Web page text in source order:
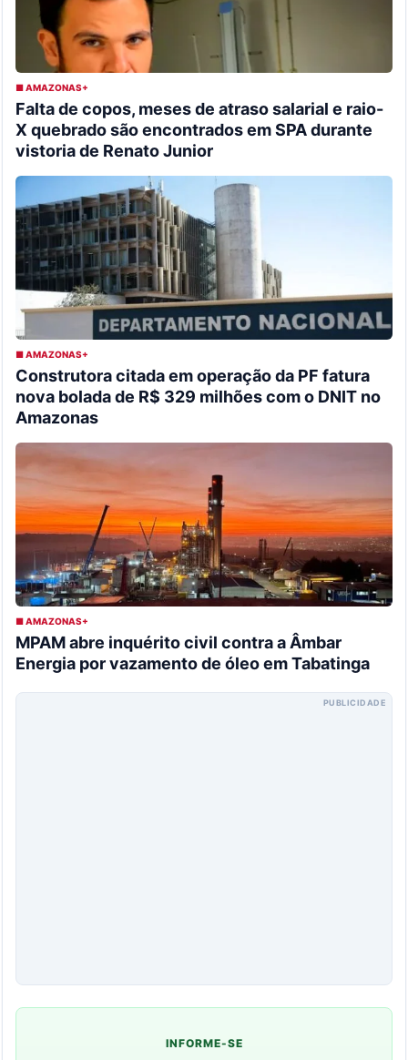
■ AMAZONAS+
Falta de copos, meses de atraso salarial e raio-
X quebrado são encontrados em SPA durante
vistoria de Renato Junior
■ AMAZONAS+
Construtora citada em operação da PF fatura
nova bolada de R$ 329 milhões com o DNIT no
Amazonas
■ AMAZONAS+
MPAM abre inquérito civil contra a Âmbar
Energia por vazamento de óleo em Tabatinga
PUBLICIDADE
INFORME-SE